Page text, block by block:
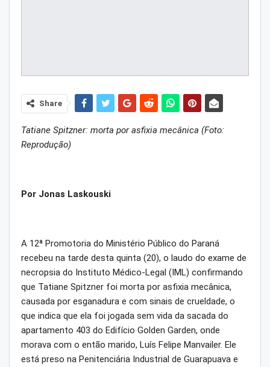
Share
Tatiane Spitzner: morta por asfixia mecânica (Foto:
Reprodução)
Por Jonas Laskouski
A 12ª Promotoria do Ministério Público do Paraná
recebeu na tarde desta quinta (20), o laudo do exame de
necropsia do Instituto Médico-Legal (IML) confirmando
que Tatiane Spitzner foi morta por asfixia mecânica,
causada por esganadura e com sinais de crueldade, o
que indica que ela foi jogada sem vida da sacada do
apartamento 403 do Edifício Golden Garden, onde
morava com o então marido, Luís Felipe Manvailer. Ele
está preso na Penitenciária Industrial de Guarapuava e